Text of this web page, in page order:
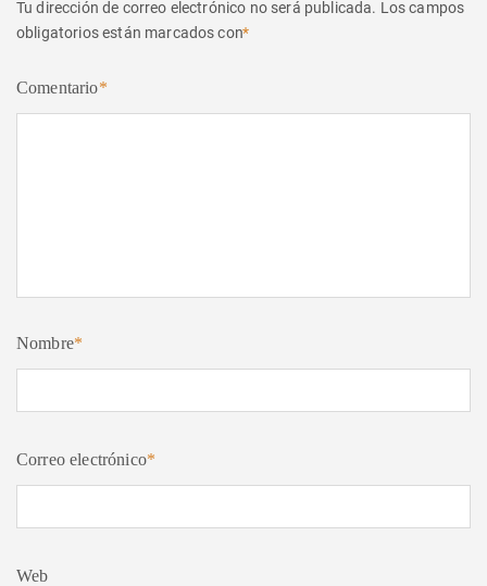
Tu dirección de correo electrónico no será publicada. Los campos
obligatorios están marcados con*
Comentario*
Nombre*
Correo electrónico*
Web